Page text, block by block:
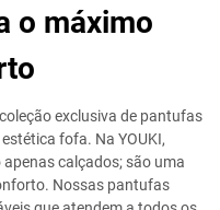
o máximo
exclusiva de pantufas
fofa. Na YOUKI,
calçados; são uma
Nossas pantufas